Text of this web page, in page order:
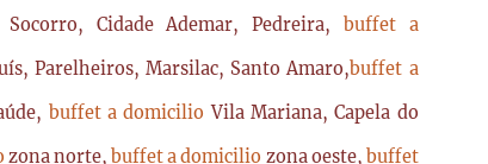
Cidade Ademar, Pedreira, buffet a
Parelheiros, Marsilac, Santo Amaro,buffet a
buffet a domicilioVila Mariana, Capela do
zona norte,buffet a domicilio zona oeste, buffet